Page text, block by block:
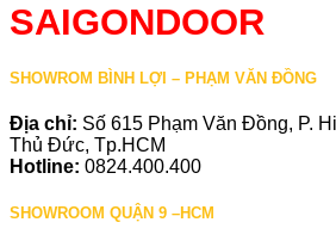
SAIGONDOOR
SHOWROM BÌNH LỢI – PHẠM VĂN ĐỒNG
Địa chỉ: Số 615 Phạm Văn Đồng, P.
Thủ Đức, Tp.HCM
Hotline: 0824.400.400
SHOWROOM QUẬN 9 –HCM